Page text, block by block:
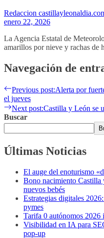
Redaccion
enero 22, 2026
La Agencia Estatal de
amarillos por nieve y rachas de
Navegación de
Previous post:Alerta por
el jueves
Next post:Castilla y León se
Buscar
Últimas Noticias
El auge del enoturismo
Bono nacimiento Castilla
nuevos bebés
Estrategias digitales
pymes
Tarifa 0 autónomos 2026
Visibilidad en IA para
pop-up